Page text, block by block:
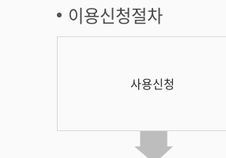
이용신청절차
사용신청